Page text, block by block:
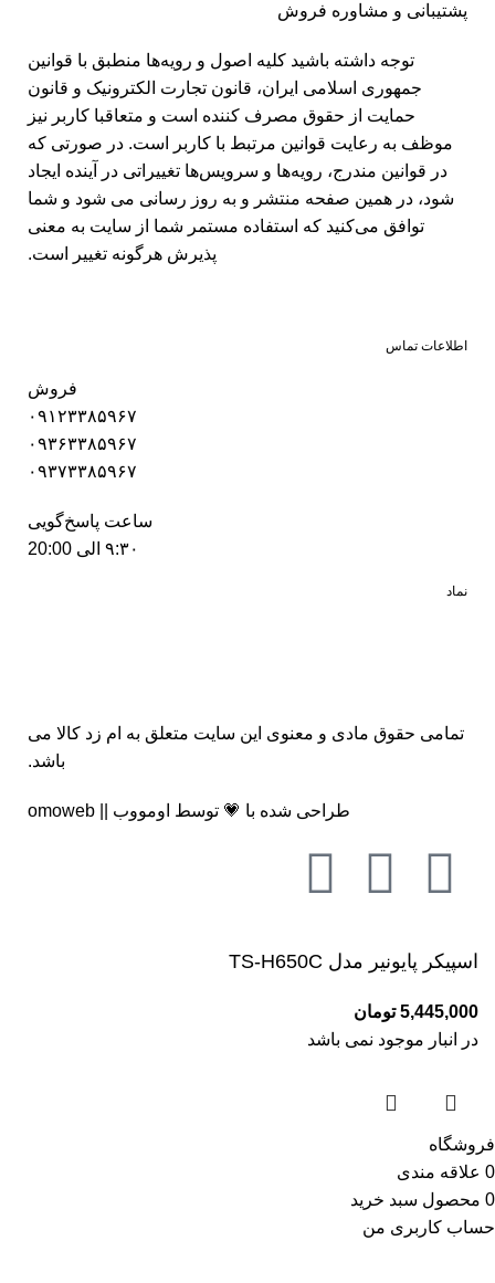
پشتیبانی و مشاوره فروش
توجه داشته باشید کلیه اصول و رویه‏‌ها منطبق با قوانین
جمهوری اسلامی ایران، قانون تجارت الکترونیک و قانون
حمایت از حقوق مصرف کننده است و متعاقبا کاربر نیز
موظف به رعایت قوانین مرتبط با کاربر است. در صورتی که
در قوانین مندرج، رویه‏‌ها و سرویس‏‌ها تغییراتی در آینده ایجاد
شود، در همین صفحه منتشر و به روز رسانی می شود و شما
توافق می‏‌کنید که استفاده مستمر شما از سایت به معنی
پذیرش هرگونه تغییر است.
اطلاعات تماس
فروش
۰۹۱۲۳۳۸۵۹۶۷
۰۹۳۶۳۳۸۵۹۶۷
۰۹۳۷۳۳۸۵۹۶۷
ساعت پاسخ‌گویی
۹:۳۰ الی 20:00
نماد
تمامی حقوق مادی و معنوی این سایت متعلق به ام زد کالا می
باشد.
طراحی شده با 💗 توسط اومووب || omoweb
اسپیکر پایونیر مدل TS-H650C
5,445,000 تومان
در انبار موجود نمی باشد
فروشگاه
0 علاقه مندی
0 محصول سبد خرید
حساب کاربری من